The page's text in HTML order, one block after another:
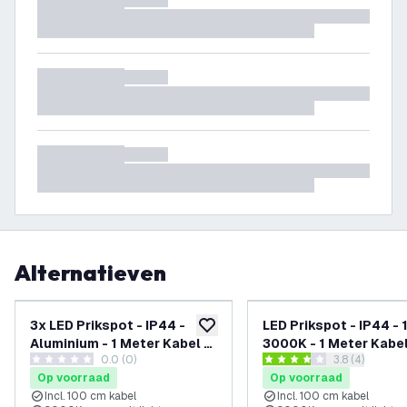
Alternatieven
toevoegen aan verlanglijst
3x LED Prikspot - IP44 -
Aluminium - 1 Meter Kabel -
GU10 Fitting - Antraciet
0 score sterren0.0 (0)
Op voorraad
Incl. 100 cm kabel
LED Prikspot - IP44 -
3000K - 1 Meter
Zwart
reviews
3.8 score sterren3.8 (4)
Op voorraad
Incl. 100 cm kabel